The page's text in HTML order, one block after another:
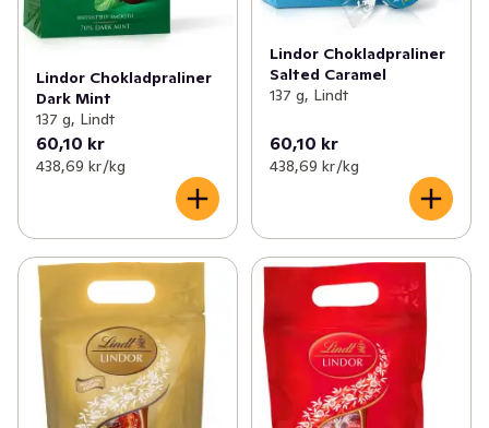
Lindor Chokladpraliner
Dark Mint
137 g, Lindt
60,10 kr
438,69 kr /kg
Lindor Chokladpraliner
Salted Caramel
137 g, Lindt
60,10 kr
438,69 kr /kg